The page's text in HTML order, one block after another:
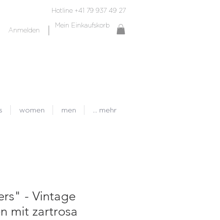
Hotline +41 79 937 49 27
Mein Einkaufskorb
Anmelden
women men ... mehr
- Vintage
mit zartrosa